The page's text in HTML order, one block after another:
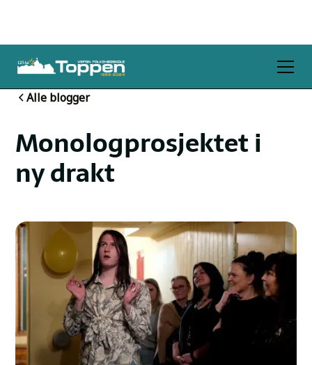
Alle blogger
Monologprosjektet i
ny drakt